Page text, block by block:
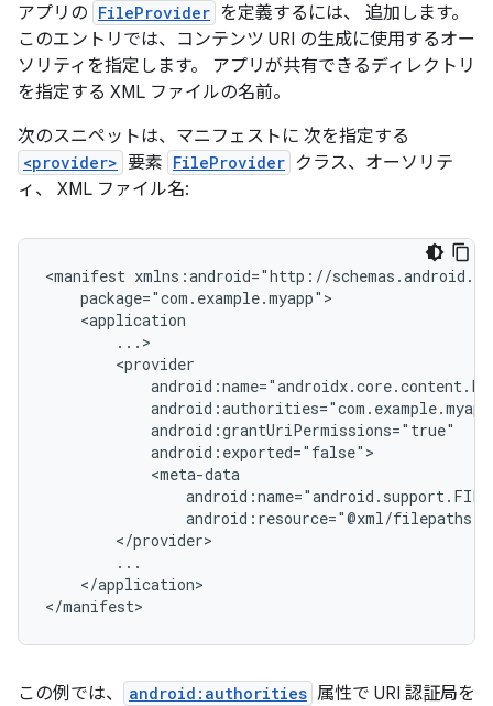
アプリの FileProvider を定義するには、 追加します。
このエントリでは、コンテンツ URI の生成に使用するオー
ソリティを指定します。 アプリが共有できるディレクトリ
を指定する XML ファイルの名前。
次のスニペットは、マニフェストに 次を指定する
<provider> 要素 FileProvider クラス、オーソリテ
ィ、 XML ファイル名:
<manifest
android:resource="@xml/filepaths"
</application>
</manifest>
この例では、 android:authorities 属性で URI 認証局を